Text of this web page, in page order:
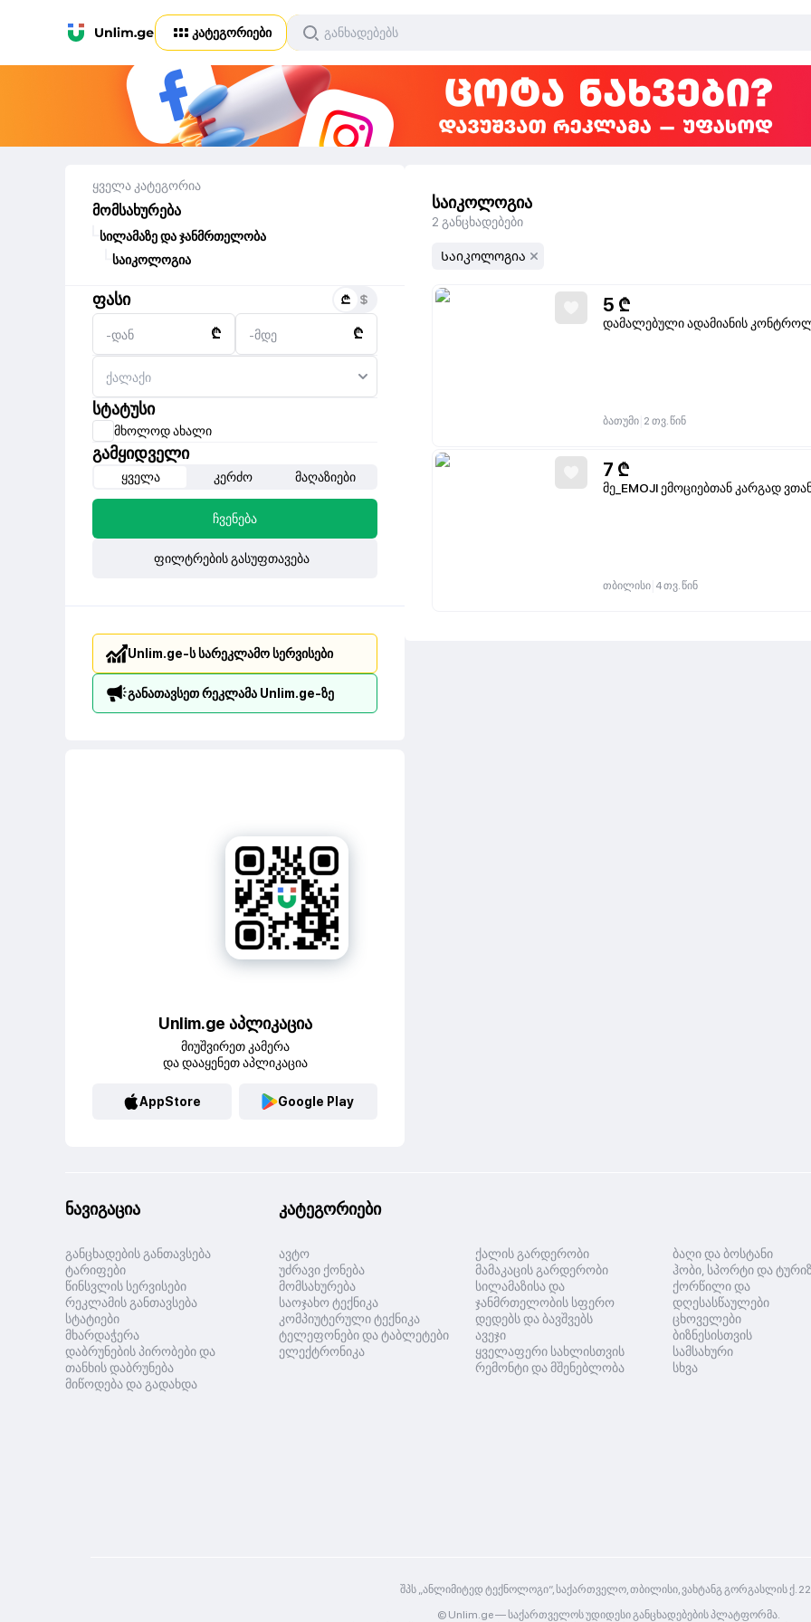
კატეგორიები
ყველა კატეგორია
მომსახურება
სილამაზე და ჯანმრთელობა
საიკოლოგია
ფასი
-დან ₾ -მდე ₾
სტატუსი
მხოლოდ ახალი
გამყიდველი
ყველა კერძო მაღაზიები
ჩვენება
ფილტრების გასუფთავება
Unlim.ge-ს სარეკლამო სერვისები
განათავსეთ რეკლამა Unlim.ge-ზე
Unlim.ge აპლიკაცია
მიუშვირეთ კამერა
და დააყენეთ აპლიკაცია
AppStore Google Play
საიკოლოგია
2 განცხადებები
Საიკოლოგია
5 ₾
დამალებული ადამიანის
ბათუმი 2 თვ. წინ
7 ₾
მე_EMOJI ემოციებთან კარგად
თბილისი 4 თვ. წინ
ნავიგაცია
განცხადების განთავსება
ტარიფები
წინსვლის სერვისები
რეკლამის განთავსება
სტატიები
მხარდაჭერა
დაბრუნების პირობები და
თანხის დაბრუნება
მიწოდება და გადახდა
კატეგორიები
ავტო
უძრავი ქონება
მომსახურება
საოჯახო ტექნიკა
კომპიუტერული ტექნიკა
ტელეფონები და ტაბლეტები
ელექტრონიკა
ქალის გარდერობი
მამაკაცის გარდერობი
სილამაზისა და
ჯანმრთელობის სფერო
დედებს და ბავშვებს
ავეჯი
ყველაფერი სახლისთვის
რემონტი და მშენებლობა
ბაღი და ბოსტანი
ჰობი, სპორტი და
ქორწილი და
დღესასწაულები
ცხოველები
ბიზნესისთვის
სამსახური
სხვა
შპს „ანლიმიტედ ტექნოლოგი“, საქართველო, თბილისი, ვახტანგ გორგასლის ქ.
© Unlim.ge —საქართველოს უდიდესი განცხადებების პლატფორმა.